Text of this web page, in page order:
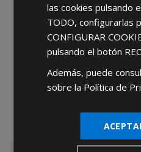
*Abstenerse particulares, sólo
las cookies pulsando
TODO, configurarlas
CONFIGURAR
pulsando el botón
Además, puede
sobre la Política de